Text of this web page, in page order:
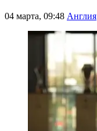
04 марта, 09:48 Англия